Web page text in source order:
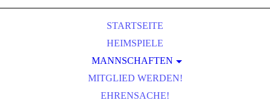
STARTSEITE
HEIMSPIELE
MANNSCHAFTEN
MÄNNER
FRAUEN I
MITGLIED WERDEN!
EHRENSACHE!